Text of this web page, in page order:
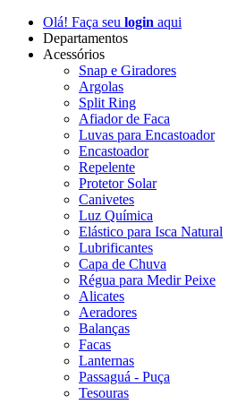
Olá! Faça seu login aqui
Departamentos
Acessórios
Snap e Giradores
Argolas
Split Ring
Afiador de Faca
Luvas para Encastoador
Encastoador
Repelente
Protetor Solar
Canivetes
Luz Química
Elástico para Isca Natural
Lubrificantes
Capa de Chuva
Régua para Medir Peixe
Alicates
Aeradores
Balanças
Facas
Lanternas
Passaguá - Puça
Tesouras